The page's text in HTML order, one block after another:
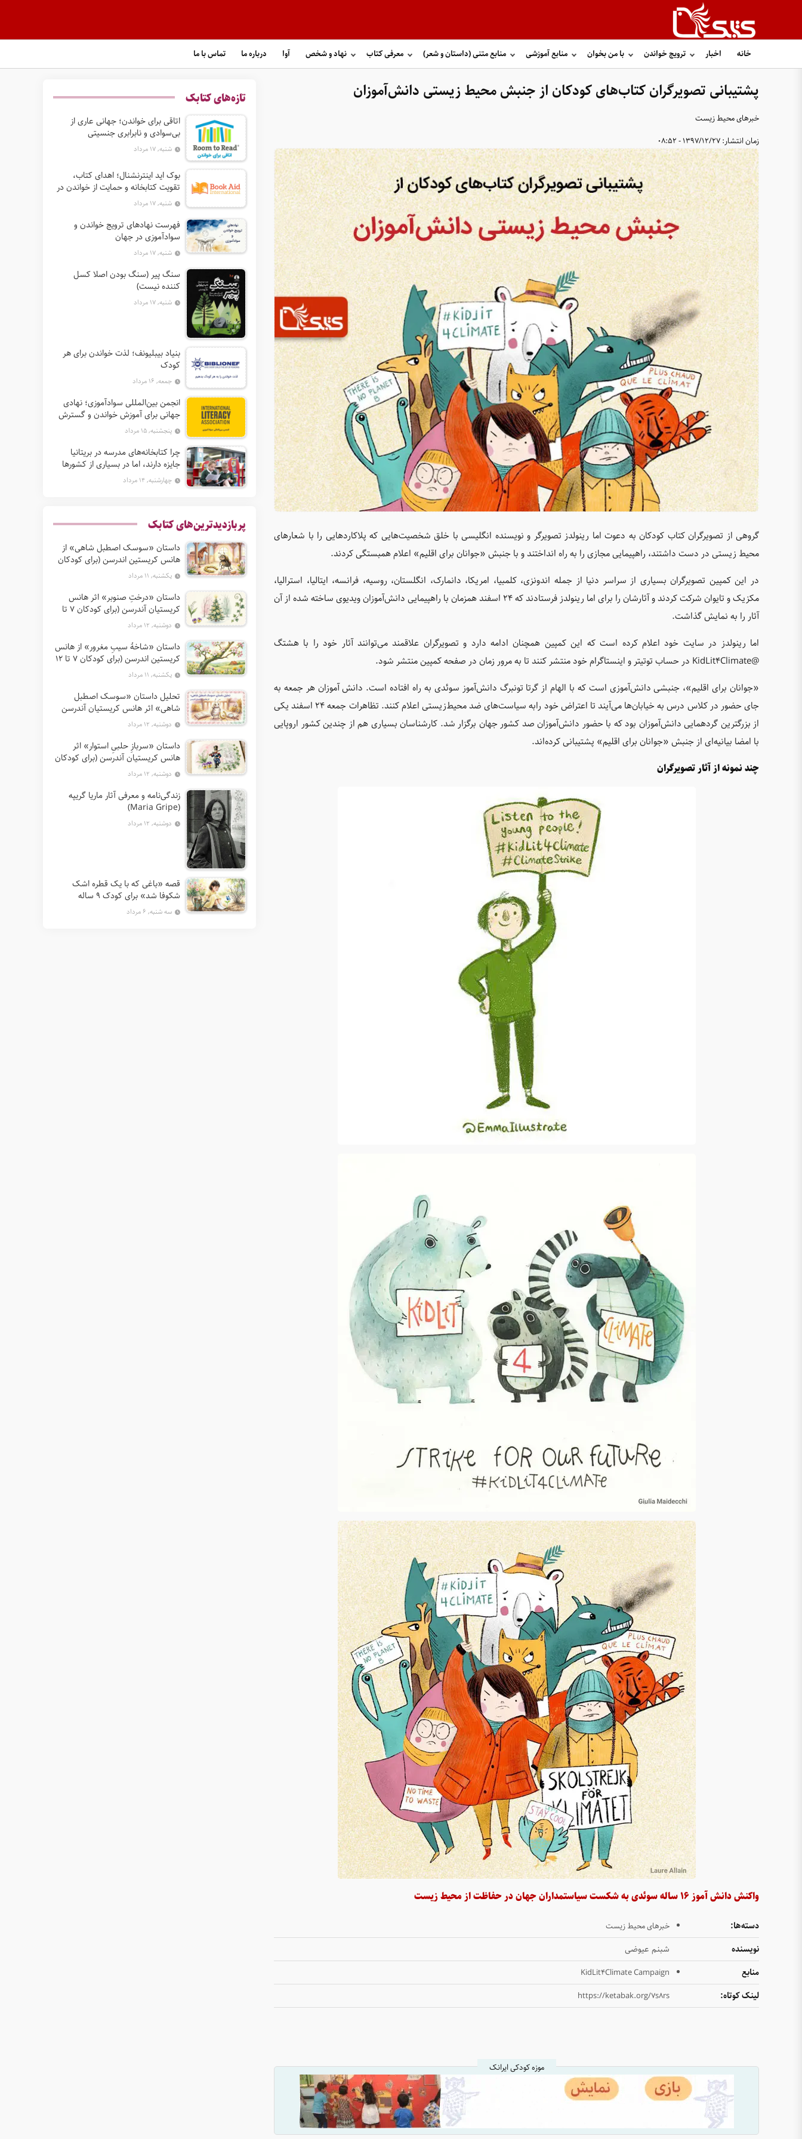
خانه اخبار ترویج خواندن با من بخوان منابع آموزشی منابع متنی (داستان و شعر) معرفی کتاب نهاد و شخص آوا درباره ما تماس با ما
پشتیبانی تصویرگران کتاب‌های کودکان از جنبش محیط زیستی دانش‌آموزان
خبرهای محیط زیست
زمان انتشار:1397/12/27 - 08:52
گروهی از تصویرگران کتاب کودکان به دعوت اما رینولدز تصویرگر و نویسنده انگلیسی با خلق شخصیت‌هایی که پلاکاردهایی را با شعارهای
محیط زیستی در دست داشتند، راهپیمایی مجازی را به راه انداختند و با جنبش «جوانان برای اقلیم» اعلام همبستگی کردند.
در این کمپین تصویرگران بسیاری از سراسر دنیا از جمله اندونزی، کلمبیا، امریکا، دانمارک، انگلستان، روسیه، فرانسه، ایتالیا، استرالیا،
مکزیک و تایوان شرکت کردند و آثارشان را برای اما رینولدز فرستادند که ۲۴ اسفند همزمان با راهپیمایی دانش‌آموزان ویدیوی ساخته شده از آن
آثار را به نمایش گذاشت.
اما رینولدز در سایت خود اعلام کرده است که این کمپین همچنان ادامه دارد و تصویرگران علاقمند می‌توانند آثار خود را با هشتگ
@KidLit4Climate در حساب توتیتر و اینستاگرام خود منتشر کنند تا به مرور زمان در صفحه کمپین منتشر شود.
«جوانان برای اقلیم»، جنبشی دانش‌آموزی است که با الهام از گرتا تونبرگ دانش‌آموز سوئدی به راه افتاده است. دانش آموزان هر جمعه به
جای حضور در کلاس درس به خیابان‌ها می‌آیند تا اعتراض خود رابه سیاست‌های ضد محیط‌زیستی اعلام کنند. تظاهرات جمعه ۲۴ اسفند یکی
از بزرگترین گردهمایی دانش‌آموزان بود که با حضور دانش‌آموزان صد کشور جهان برگزار شد. کارشناسان بسیاری هم از چندین کشور اروپایی
با امضا بیانیه‌‌ای از جنبش «جوانان برای اقلیم» پشتیبانی کرده‌اند.
چند نمونه از آثار تصویرگران
واکنش دانش آموز ۱۶ ساله سوئدی به شکست سیاستمداران جهان در حفاظت از محیط زیست
دسته‌ها: خبرهای محیط زیست
نویسنده
شبنم عیوضی
منابع
KidLit4Climate Campaign
لینک کوتاه: https://ketabak.org/7s8rs
موزه کودکی ایرانک
تازه‌های کتابک
اتاقی برای خواندن؛ جهانی عاری از
بی‌سوادی و نابرابری جنسیتی
شنبه, ۱۷ مرداد
بوک‌ اید اینترنشنال؛ اهدای کتاب،
تقویت کتابخانه و حمایت از خواندن در
جهانشنبه, ۱۷ مرداد
فهرست نهادهای ترویج خواندن و
سوادآموزی در جهان
شنبه, ۱۷ مرداد
سنگ پیر (سنگ بودن اصلا کسل
کننده نیست)
شنبه, ۱۷ مرداد
بنیاد بیبلیونف؛ لذت خواندن برای هر
کودک
جمعه, ۱۶ مرداد
انجمن بین‌المللی سوادآموزی؛ نهادی
جهانی برای آموزش خواندن و گسترش
حق سواد
پنجشنبه, ۱۵ مرداد
چرا کتابخانه‌های مدرسه در بریتانیا
جایزه دارند، اما در بسیاری از کشورها
نه؟چهارشنبه, ۱۴ مرداد
پربازدیدترین‌های کتابک
داستان «سوسک اصطبل شاهی» از
هانس کریستین اندرسن (برای کودکان
7 تا 12 سال) یکشنبه, ۱۱ مرداد
داستان «درختِ صنوبر» اثر هانس
کریستیان آندرسن (برای کودکان 7 تا
12 سال) دوشنبه, ۱۲ مرداد
داستان «شاخهٔ سیبِ مغرور» از هانس
کریستین اندرسن (برای کودکان 7 تا 12
سال)یکشنبه, ۱۱ مرداد
تحلیل داستان «سوسک اصطبل
شاهی» اثر هانس کریستیان آندرسن
دوشنبه, ۱۲ مرداد
داستان «سربازِ حلبیِ استوار» اثر
هانس کریستیان آندرسن (برای کودکان
7 تا 12 سال) دوشنبه, ۱۲ مرداد
زندگی‌نامه و معرفی آثار ماریا گریپه
(Maria Gripe)
دوشنبه, ۱۲ مرداد
قصه «باغی که با یک قطره اشک
شکوفا شد» برای کودک ۹ ساله
سه شنبه, ۶ مرداد